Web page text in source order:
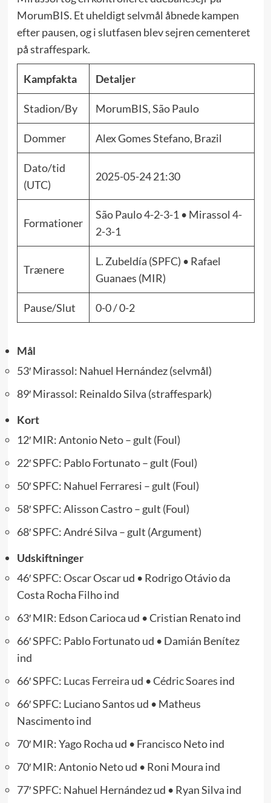
MorumBIS. Et uheldigt selvmål åbnede kampen
efter pausen, og i slutfasen blev sejren cementeret
på straffespark.
Kampfakta Detaljer
Stadion/By MorumBIS, São Paulo
Dommer Alex Gomes Stefano, Brazil
Dato/tid
(UTC)
2025-05-24 21:30
Formationer
São Paulo 4-2-3-1 • Mirassol 4-
2-3-1
Trænere
L. Zubeldía (SPFC) • Rafael
Guanaes (MIR)
Pause/Slut 0-0 / 0-2
Mål
53′ Mirassol: Nahuel Hernández (selvmål)
89′ Mirassol: Reinaldo Silva (straffespark)
Kort
12′ MIR: Antonio Neto – gult (Foul)
22′ SPFC: Pablo Fortunato – gult (Foul)
50′ SPFC: Nahuel Ferraresi – gult (Foul)
58′ SPFC: Alisson Castro – gult (Foul)
68′ SPFC: André Silva – gult (Argument)
Udskiftninger
46′ SPFC: Oscar Oscar ud • Rodrigo Otávio da
Costa Rocha Filho ind
63′ MIR: Edson Carioca ud • Cristian Renato ind
66′ SPFC: Pablo Fortunato ud • Damián Benítez
ind
66′ SPFC: Lucas Ferreira ud •Cédric Soares ind
66′ SPFC: Luciano Santos ud • Matheus
Nascimento ind
70′ MIR: Yago Rocha ud • Francisco Neto ind
70′ MIR: Antonio Neto ud • Roni Moura ind
77′ SPFC: Nahuel Hernández ud • Ryan Silva ind